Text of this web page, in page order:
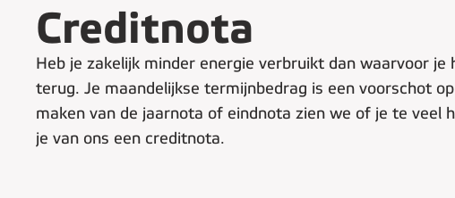
Creditnota
Heb je zakelijk minder energie verbruikt dan waarvoor je
terug. Je maandelijkse termijnbedrag is een voorschot
maken van de jaarnota of eindnota zien we of je te veel
je van ons een creditnota.